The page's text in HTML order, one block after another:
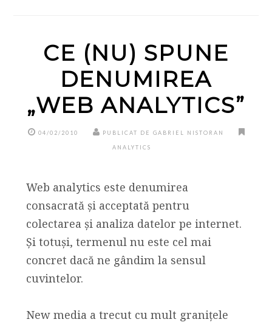
CE (NU) SPUNE
DENUMIREA
„WEB ANALYTICS”
04/02/2010 PUBLICAT DE GABRIEL NISTORAN
ANALYTICS
Web analytics este denumirea
consacrată și acceptată pentru
colectarea și analiza datelor pe internet.
Și totuși, termenul nu este cel mai
concret dacă ne gândim la sensul
cuvintelor.
New media a trecut cu mult granițele